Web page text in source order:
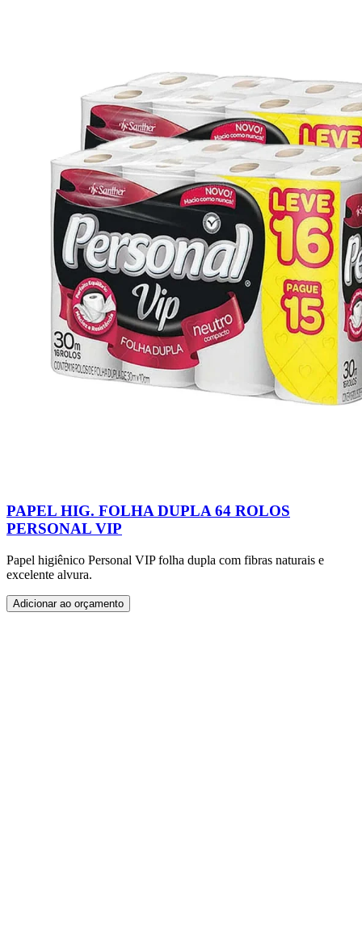
PAPEL HIG. FOLHA DUPLA 64 ROLOS
PERSONAL VIP
Papel higiênico Personal VIP folha dupla com fibras naturais e
excelente alvura.
Adicionar ao orçamento